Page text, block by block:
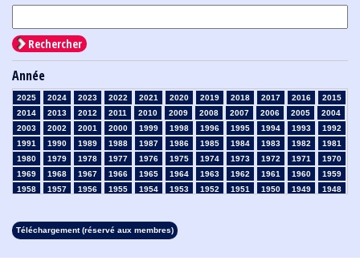
Rechercher
Année
2025 2024 2023 2022 2021 2020 2019 2018 2017 2016
2015
2014
2013 2012 2011 2010 2009 2008 2007 2006 2005
2004
2003
2002 2001 2000 1999 1998 1996 1995 1994 1993
1992
1991
1990 1989 1988 1987 1986 1985 1984 1983 1982
1981
1980
1979 1978 1977 1976 1975 1974 1973 1972 1971
1970
1969
1968 1967 1966 1965 1964 1963 1962 1961 1960
1959
1958
1957 1956 1955 1954 1953 1952 1951 1950 1949
1948
1913
1912 1911 1910 1909 1908
Téléchargement (réservé aux membres)